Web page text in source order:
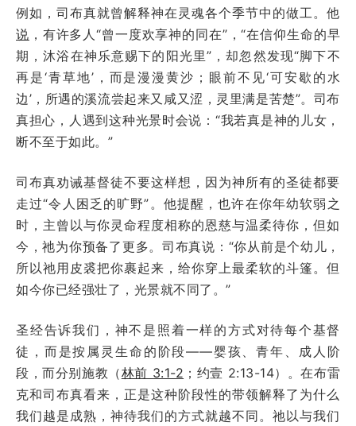
例如，司布真就曾解释神在灵魂各个季节中的做工。他
说 ，有许多人“曾一度欢享神的同在”，“在信仰生命的早
期，沐浴在神乐意赐下的阳光里”，却忽然发现“脚下不
再是‘青草地’，而是漫漫黄沙；眼前不见‘可安歇的水
边’，所遇的溪流尝起来又咸又涩，灵里满是苦楚”。司布
真担心，人遇到这种光景时会说：“我若真是神的儿女，
断不至于如此。”
司布真劝诫基督徒不要这样想，因为神所有的圣徒都要
走过“令人困乏的旷野”。他提醒，也许在你年幼软弱之
时，主曾以与你灵命程度相称的恩慈与温柔待你，但如
今，祂为你预备了更多。司布真说：“你从前是个幼儿，
所以祂用皮裘把你裹起来，给你穿上最柔软的斗篷。但
如今你已经强壮了，光景就不同了。”
圣经告诉我们，神不是照着一样的方式对待每个基督
徒，而是按属灵生命的阶段——婴孩、青年、成人阶
段，而分别施教（林前 3:1-2 ；约壹 2:13-14）。在布雷
克和司布真看来，正是这种阶段性的带领解释了为什么
我们越是成熟，神待我们的方式就越不同。祂以与我们